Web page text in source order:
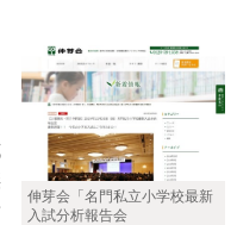
伸芽会「名門私立小学校最新
入試分析報告会